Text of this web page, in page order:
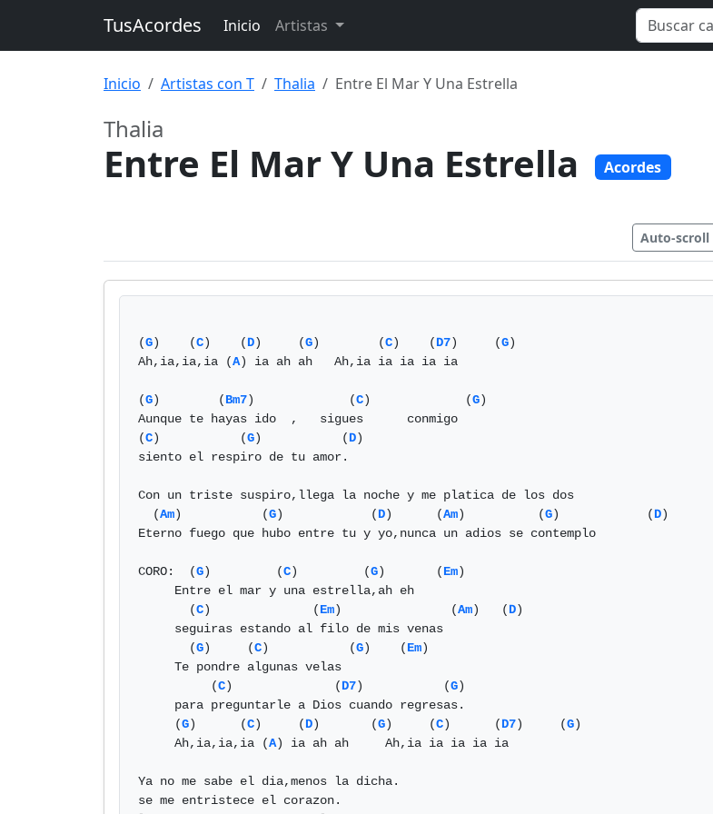
TusAcordes Inicio Artistas
Inicio Artistas con T Thalia Entre El Mar Y Una Estrella
Thalia
Entre El Mar Y Una Estrella Acordes
Auto-scroll
(G)    (C)    (D)     (G)        (C)    (D7)     (G)
Ah,ia,ia,ia (A) ia ah ah   Ah,ia ia ia ia ia
(G)        (Bm7)             (C)             (G)
Aunque te hayas ido  ,   sigues      conmigo
(C)           (G)           (D)
siento el respiro de tu amor.
Con un triste suspiro,llega la noche y me platica de los dos
  (
Am)           (G)            (D)      (Am)          (G)            (D)
Eterno fuego que hubo entre tu y yo,nunca un adios se contemplo
CORO:  (G)         (C)         (G)       (Em)
       (
C)              (Em)               (Am)   (D)
       (
G)     (C)           (G)    (Em)
          (
C)              (D7)           (G)
     (
G)      (C)     (D)       (G)     (C)      (D7)     (G)
     Ah,ia,ia,ia (
A) ia ah ah     Ah,ia ia ia ia ia
Ya no me sabe el dia,menos la dicha.
se me entristece el corazon.